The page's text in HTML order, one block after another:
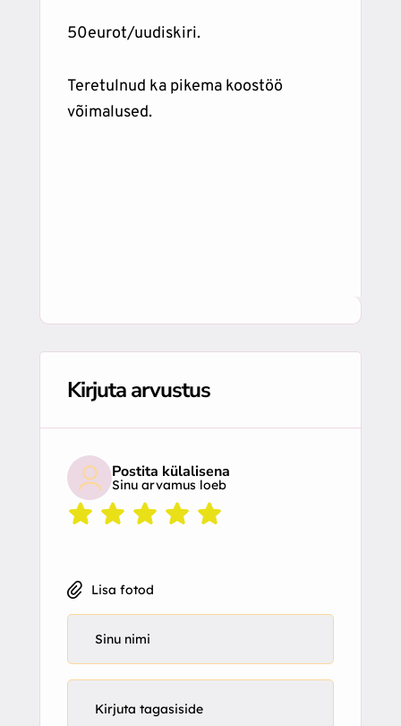
50eurot/uudiskiri.
Teretulnud ka pikema koostöö
võimalused.
Kirjuta arvustus
Postita külalisena
Sinu arvamus loeb
Lisa fotod